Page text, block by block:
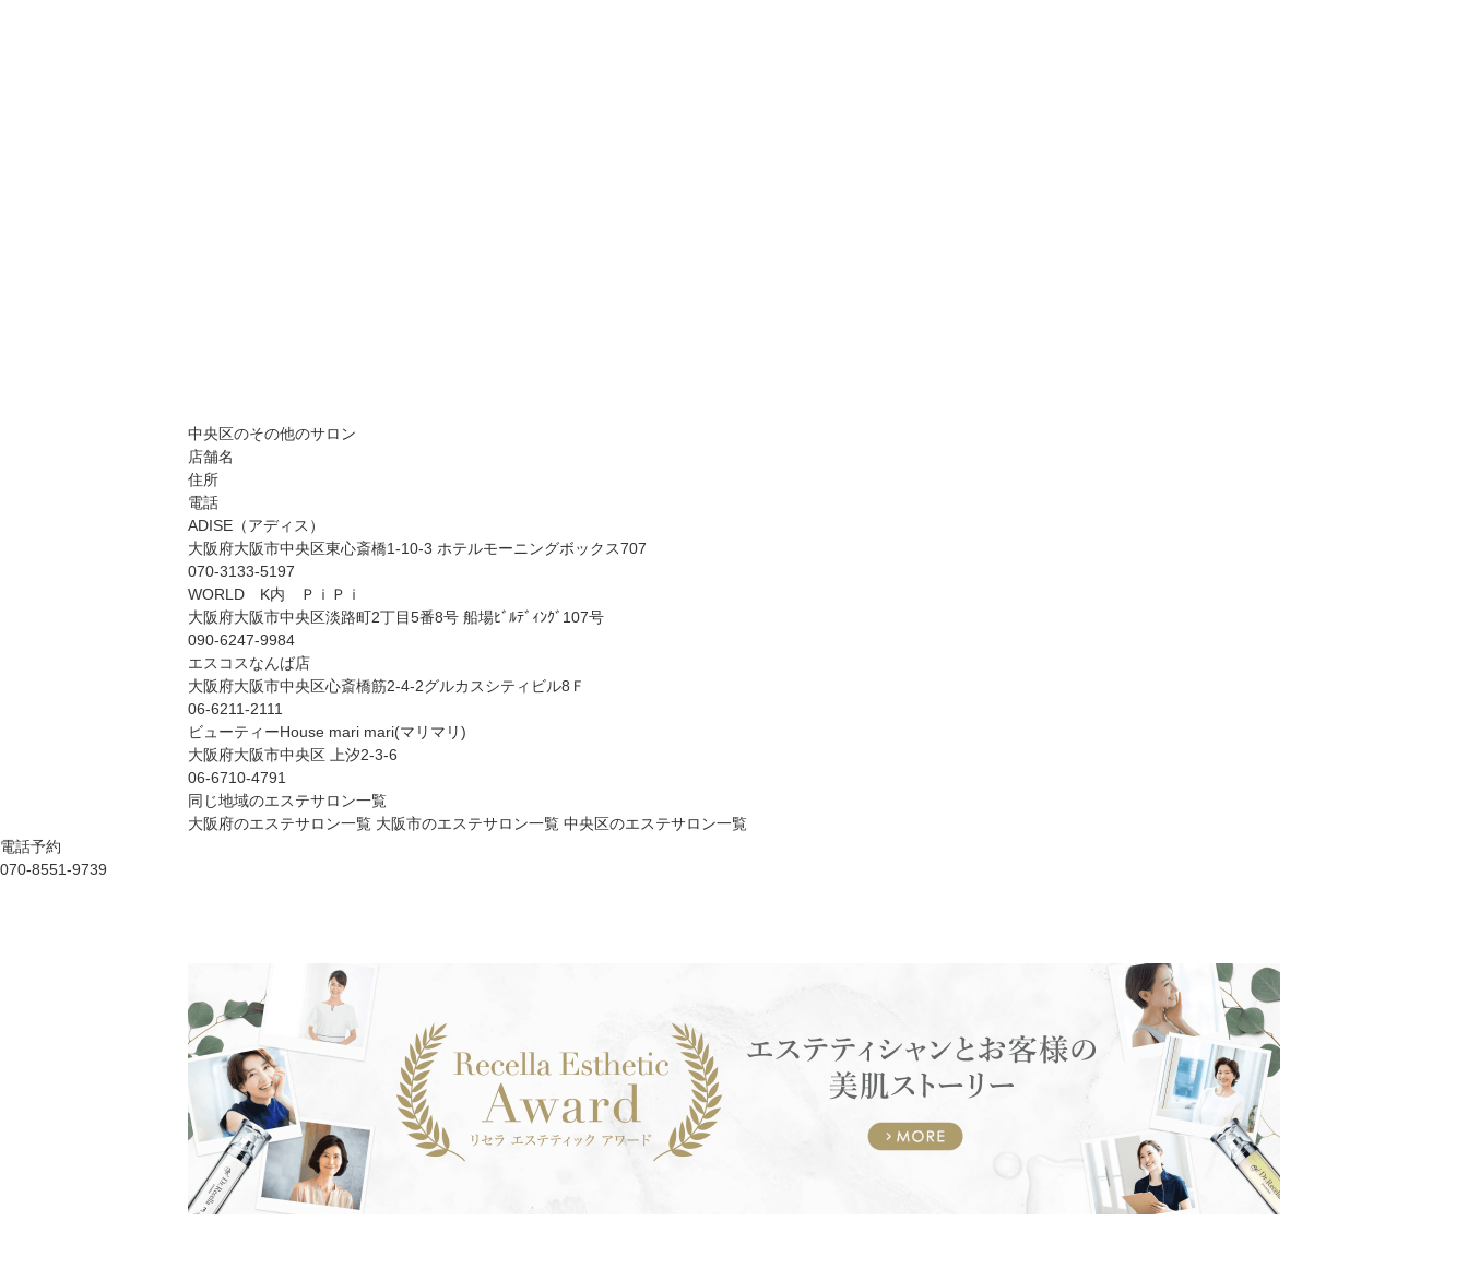
中央区のその他のサロン
店舗名
住所
電話
ADISE（アディス）
大阪府大阪市中央区東心斎橋1-10-3 ホテルモーニングボックス707
070-3133-5197
WORLD K内 ＰｉＰｉ
大阪府大阪市中央区淡路町2丁目5番8号 船場ﾋﾞﾙﾃﾞｨﾝｸﾞ107号
090-6247-9984
エスコスなんば店
大阪府大阪市中央区心斎橋筋2-4-2グルカスシティビル8Ｆ
06-6211-2111
ビューティーHouse mari mari(マリマリ)
大阪府大阪市中央区 上汐2-3-6
06-6710-4791
同じ地域のエステサロン一覧
大阪府のエステサロン一覧 大阪市のエステサロン一覧 中央区のエステサロン一覧
電話予約
070-8551-9739